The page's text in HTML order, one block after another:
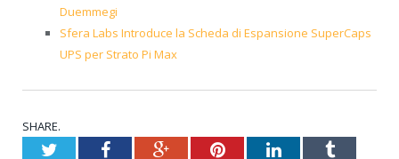
Duemmegi
Sfera Labs Introduce la Scheda di Espansione SuperCaps
UPS per Strato Pi Max
SHARE.
TwitterFacebookGoogle+PinterestLinkedInTumblr